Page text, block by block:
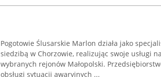
Pogotowie Ślusarskie Marlon działa jako
siedzibą w Chorzowie, realizując swoje usługi
wybranych rejonów Małopolski.
obsługi sytuacji awaryjnych ...